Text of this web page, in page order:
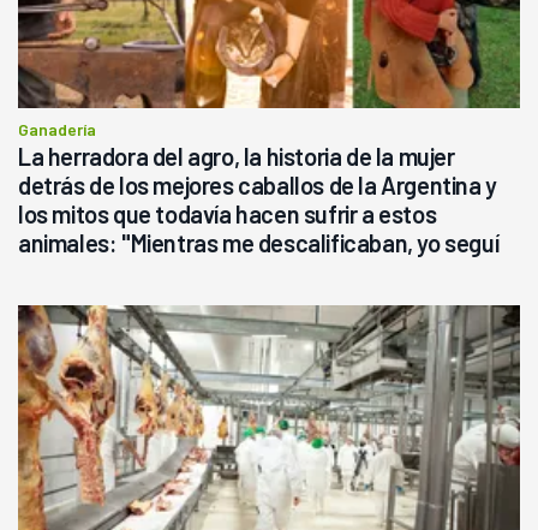
Ganadería
La herradora del agro, la historia de la mujer
detrás de los mejores caballos de la Argentina y
los mitos que todavía hacen sufrir a estos
animales: "Mientras me descalificaban, yo seguí